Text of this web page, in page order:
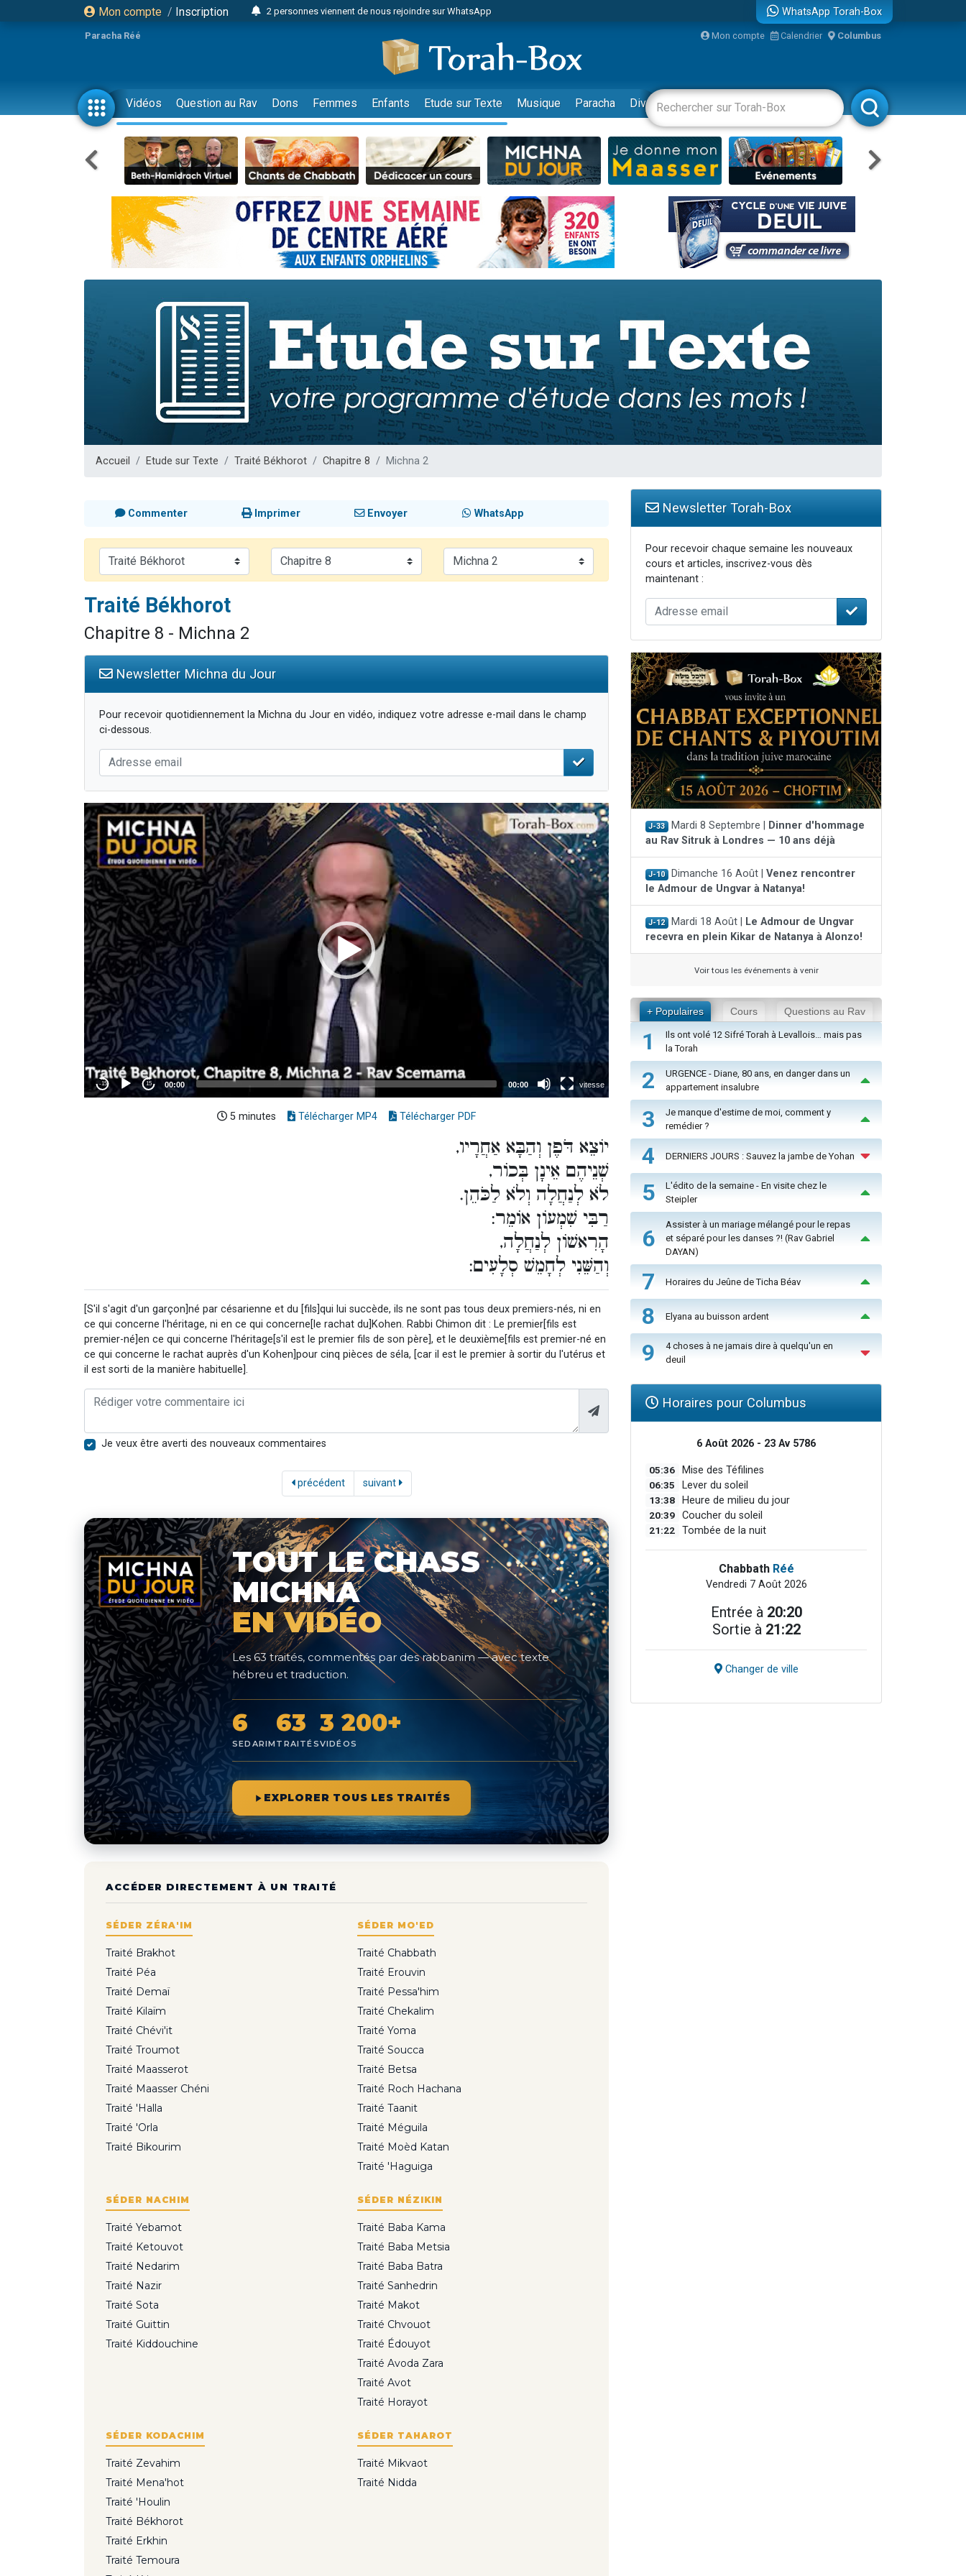
Mon compte / Inscription
2 personnes viennent de nous rejoindre sur WhatsApp
2 nouvelles musiques dans Torah-Box Music
8 personnes viennent de faire un don pour Tsédaka : pauvres d'Israel
4 personnes viennent de faire un don pour Diane, 80 ans, dans un appartement insalubre
Nouvelle émission radio : Visions de grandeur n°104 : Le Chabbath et le Birkat Hamazone à travers le temps
61 personnes viennent de demander une bénédiction
39 personnes viennent de faire un don pour Sauvez la jambe de Yohan
Il reste 49 places pour étudier en groupe sur Zoom
Ariel vient de donner son Maasser
Nathaniel vient de donner son Maasser
6 personnes viennent de faire un don pour 5 enfants déjà orphelins risquent de perdre leur maman
2 personnes viennent de faire un don pour Reloger Rivka, 6 enfants, victime de violences...
Dovan vient de donner son Maasser
2 personnes viennent de nous rejoindre sur WhatsApp
2 personnes viennent de nous rejoindre sur WhatsApp
Malgorzata vient de donner son Maasser
3 personnes viennent de nous rejoindre sur WhatsApp
WhatsApp Torah-Box
Paracha Réé Mon compte Calendrier Columbus
Vidéos Question au Rav Dons Femmes Enfants Etude sur Texte Musique Paracha Divertissements Livres Rabbanim
Accueil Etude sur Texte Traité Békhorot Chapitre 8 Michna 2
Commenter Imprimer Envoyer WhatsApp
Traité Békhorot
Chapitre 8 - Michna 2
Newsletter Michna du Jour
Pour recevoir quotidiennement la Michna du Jour en vidéo, indiquez votre adresse e-mail dans le champ
ci-dessous.
5 minutes Télécharger MP4 Télécharger PDF
יוֹצֵא דֹּפֶן וְהַבָּא אַחֲרָיו,
שְׁנֵיהֶם אֵינָן בְּכוֹר,
לֹא לְנַחֲלָה וְלֹא לַכֹּהֵן.
רַבִּי שִׁמְעוֹן אוֹמֵר:
הָרִאשׁוֹן לְנַחֲלָה,
וְהַשֵּׁנִי לְחָמֵשׁ סְלָעִים:
[S'il s'agit d'un garçon]né par césarienne et du [fils]qui lui succède, ils ne sont pas tous deux premiers-nés, ni en
ce qui concerne l'héritage, ni en ce qui concerne[le rachat du]Kohen. Rabbi Chimon dit : Le premier[fils est
premier-né]en ce qui concerne l'héritage[s'il est le premier fils de son père], et le deuxième[fils est premier-né en
ce qui concerne le rachat auprès d'un Kohen]pour cinq pièces de séla, [car il est le premier à sortir du l'utérus et
il est sorti de la manière habituelle].
Je veux être averti des nouveaux commentaires
précédent suivant
TOUT LE CHASS
MICHNA
EN VIDÉO
Les 63 traités, commentés par des rabbanim — avec texte
hébreu et traduction.
6
SEDARIM
63
TRAITÉS
3 200+
VIDÉOS
EXPLORER TOUS LES TRAITÉS
ACCÉDER DIRECTEMENT À UN TRAITÉ
SÉDER ZÉRA'IM
Traité Brakhot
Traité Péa
Traité Demaï
Traité Kilaïm
Traité Chévi'it
Traité Troumot
Traité Maasserot
Traité Maasser Chéni
Traité 'Halla
Traité 'Orla
Traité Bikourim
SÉDER MO'ED
Traité Chabbath
Traité Erouvin
Traité Pessa'him
Traité Chekalim
Traité Yoma
Traité Soucca
Traité Betsa
Traité Roch Hachana
Traité Taanit
Traité Méguila
Traité Moèd Katan
Traité 'Haguiga
SÉDER NACHIM
Traité Yebamot
Traité Ketouvot
Traité Nedarim
Traité Nazir
Traité Sota
Traité Guittin
Traité Kiddouchine
SÉDER NÉZIKIN
Traité Baba Kama
Traité Baba Metsia
Traité Baba Batra
Traité Sanhedrin
Traité Makot
Traité Chvouot
Traité Édouyot
Traité Avoda Zara
Traité Avot
Traité Horayot
SÉDER KODACHIM
Traité Zevahim
Traité Mena'hot
Traité 'Houlin
Traité Békhorot
Traité Erkhin
Traité Temoura
SÉDER TAHAROT
Traité Mikvaot
Traité Nidda
Newsletter Torah-Box
Pour recevoir chaque semaine les nouveaux
cours et articles, inscrivez-vous dès
maintenant :
J-33 Mardi 8 Septembre |
Dinner d'hommage
au Rav Sitruk à Londres — 10 ans déjà
J-10 Dimanche 16 Août | Venez rencontrer
le Admour de Ungvar à Natanya!
J-12 Mardi 18 Août |
Le Admour de Ungvar
recevra en plein Kikar de Natanya à Alonzo!
Voir tous les événements à venir
+ Populaires Cours Questions au Rav
1
Ils ont volé 12 Sifré Torah à Levallois… mais pas
la Torah
2
URGENCE - Diane, 80 ans, en danger dans un
appartement insalubre
3
Je manque d'estime de moi, comment y
remédier ?
4 DERNIERS JOURS : Sauvez la jambe de Yohan
5
L'édito de la semaine - En visite chez le
Steipler
6
Assister à un mariage mélangé pour le repas
et séparé pour les danses ?! (Rav Gabriel
DAYAN)
7 Horaires du Jeûne de Ticha Béav
8 Elyana au buisson ardent
9
4 choses à ne jamais dire à quelqu'un en
deuil
Horaires pour Columbus
6 Août 2026 - 23 Av 5786
05:36 Mise des Téfilines
06:35 Lever du soleil
13:38 Heure de milieu du jour
20:39 Coucher du soleil
21:22 Tombée de la nuit
Chabbath Réé
Vendredi 7 Août 2026
Entrée à 20:20
Sortie à 21:22
Changer de ville